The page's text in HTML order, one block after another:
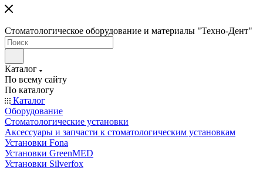
Стоматологическое оборудование и материалы "Техно-Дент"
Каталог
По всему сайту
По каталогу
Каталог
Оборудование
Стоматологические установки
Аксессуары и запчасти к стоматологическим установкам
Установки Fona
Установки GreenMED
Установки Silverfox